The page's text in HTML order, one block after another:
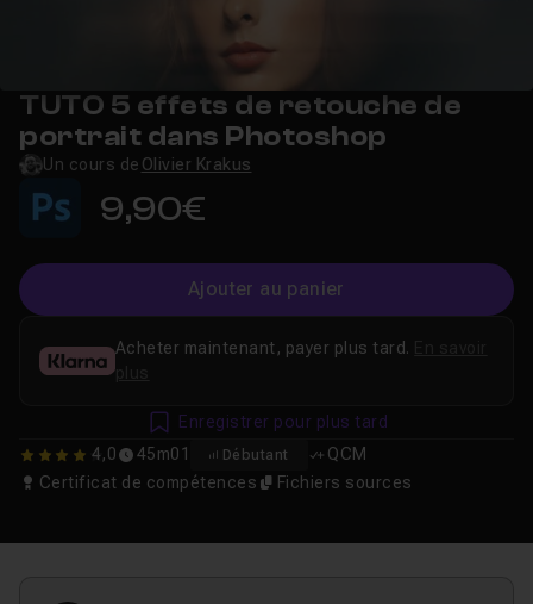
TUTO 5 effets de retouche de
portrait dans Photoshop
Un cours de Olivier Krakus
9,90€
Ajouter au panier
4 4,0 45m01 Débutant
QCM
Certificat de compétences
Fichiers sources
Acheter maintenant, payer plus tard.
plus
Enregistrer pour plus tard